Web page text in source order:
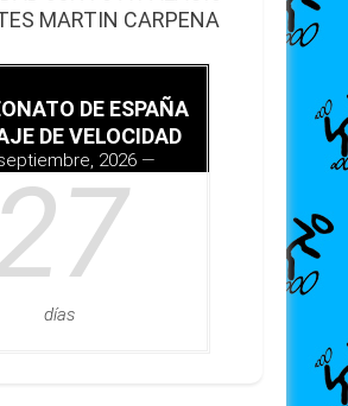
MARTIN CARPENA
DE ESPAÑA
DE VELOCIDAD
2026
días